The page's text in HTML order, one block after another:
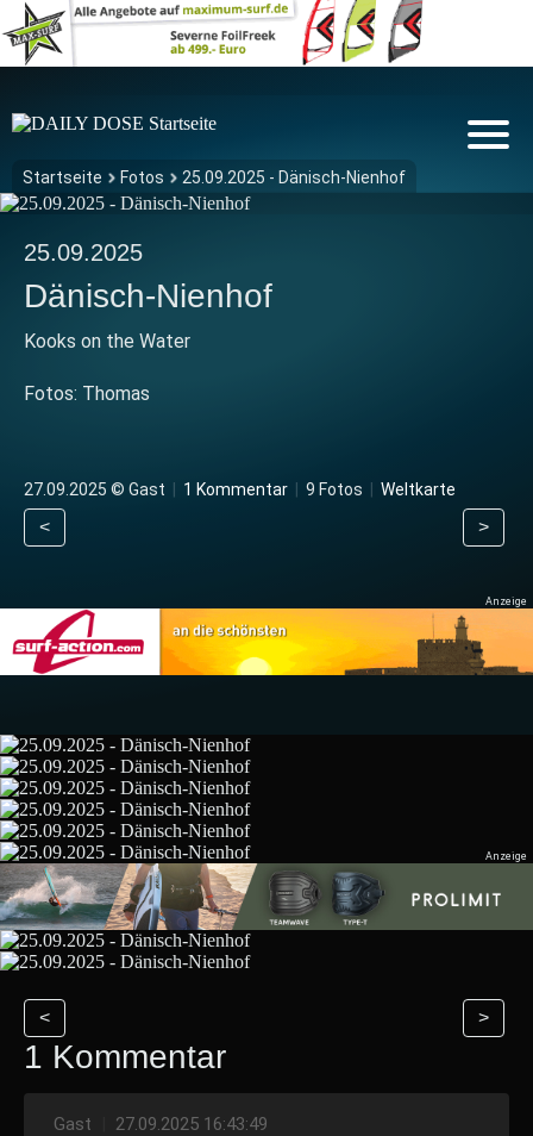
Startseite Fotos 25.09.2025 - Dänisch-Nienhof
25.09.2025
Dänisch-Nienhof
Kooks on the Water
Fotos: Thomas
27.09.2025 © Gast 1 Kommentar 9 Fotos Weltkarte
< >
< >
1 Kommentar
Gast 27.09.2025 16:43:49